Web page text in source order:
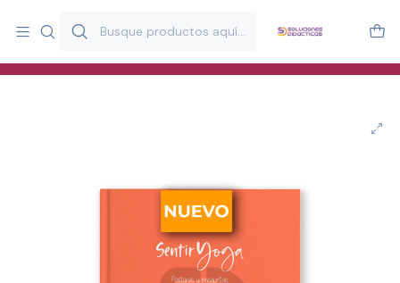
y estimulación infantil en Chile.
Especialistas en recursos educativos para aulas, terapeutas y